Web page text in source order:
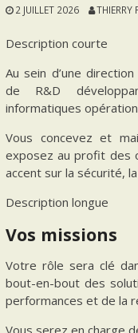
2 JUILLET 2026 THIERRY
Description courte
Au sein d’une
de R&D
informatiques
Vous concevez et
exposez au profit des
accent sur la sécurité,
Description longue
Vos missions
Votre rôle sera clé
bout-en-bout des
performances et de la
Vous serez en charge